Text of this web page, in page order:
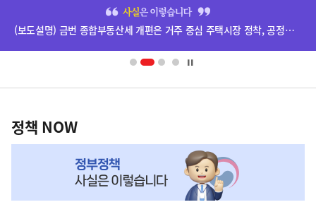
배
영
(보도설명) 금번 종합부동산세 개편은 거주 중심 주택시장 정착, 공정과세 및 과세형평 제고를 위한 것입니다.
책
NOW,
정책 NOW